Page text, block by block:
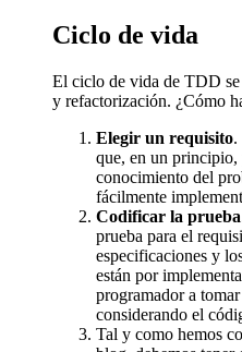
Ciclo de vida
El ciclo de vida de TDD
y refactorización. ¿Cómo
Elegir un requisito.
que, en un principio,
conocimiento del
fácilmente
Codificar la prueba
prueba para el
especificaciones y
están por
programador a
considerando el
Tal y como hemos